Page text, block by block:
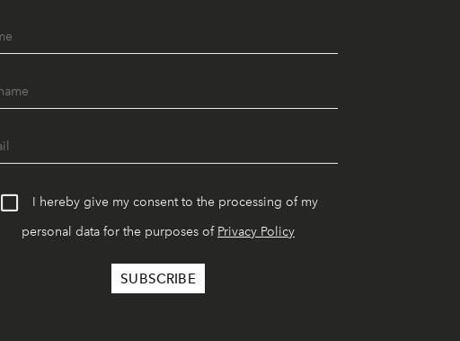
I hereby give my consent to the processing of my
personal data for the purposes of Privacy Policy